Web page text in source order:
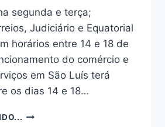
segunda e terça;
Judiciário e Equatorial
horários entre 14 e 18 de
do comércio e
em São Luís terá
os dias 14 e 18…
VEJA